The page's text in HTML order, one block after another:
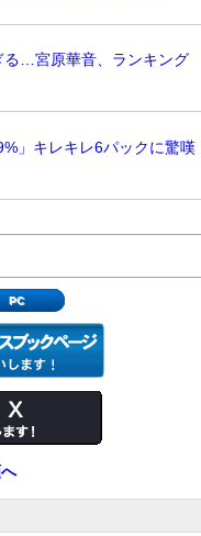
る…宮原華音、ランキング
」キレキレ6パックに驚嘆
PC